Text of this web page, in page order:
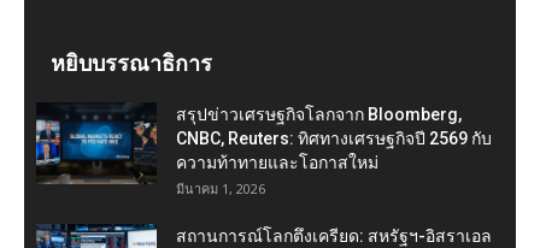
หยิบบรรณาธิการ
สรุปข่าวเศรษฐกิจโลกจาก Bloomberg,
CNBC, Reuters: ทิศทางเศรษฐกิจปี 2569 กับ
ความท้าทายและโอกาสใหม่
มีนาคม 1, 2026
สถานการณ์โลกตึงเครียด: สหรัฐฯ-อิสราเอล